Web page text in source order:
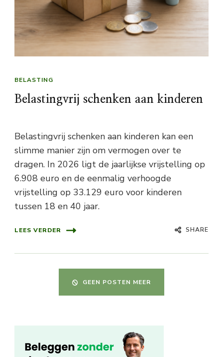
BELASTING
Belastingvrij schenken aan kinderen
Belastingvrij schenken aan kinderen kan een
slimme manier zijn om vermogen over te
dragen. In 2026 ligt de jaarlijkse vrijstelling op
6.908 euro en de eenmalig verhoogde
vrijstelling op 33.129 euro voor kinderen
tussen 18 en 40 jaar.
LEES VERDER SHARE
GEEN POSTEN MEER